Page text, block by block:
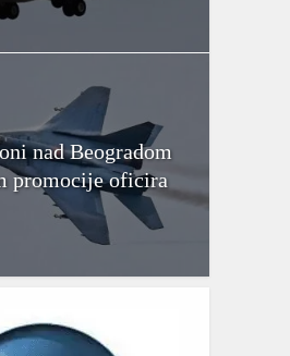
nad Beogradom
promocije oficira